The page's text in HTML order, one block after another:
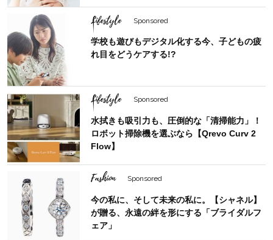
Lifestyle Sponsored
学校も遊びもデジタル化する今、子どもの疲
れ目をどうケアする!?
Lifestyle Sponsored
水拭きも吸引力も、圧倒的な「清掃能力」！
ロボット掃除機を選ぶなら【Qrevo Curv 2
Flow】
Fashion Sponsored
今の私に、そして未来の私に。【シャネル】
が贈る、永遠の絆を形にする「ブライダルフ
ェア」